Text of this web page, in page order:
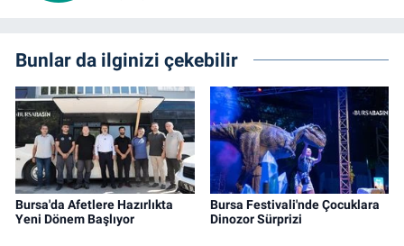
Bunlar da ilginizi çekebilir
Bursa'da Afetlere Hazırlıkta
Yeni Dönem Başlıyor
Bursa Festivali'nde Çocuklara
Dinozor Sürprizi